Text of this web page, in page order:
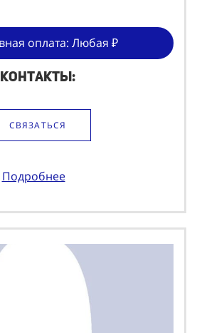
оплата: Любая ₽
Контакты:
СВЯЗАТЬСЯ
Подробнее